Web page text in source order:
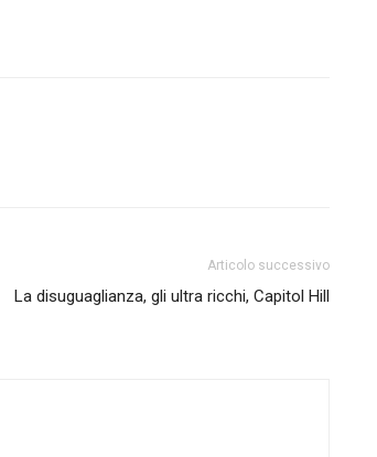
Articolo successivo
La disuguaglianza, gli ultra ricchi, Capitol Hill